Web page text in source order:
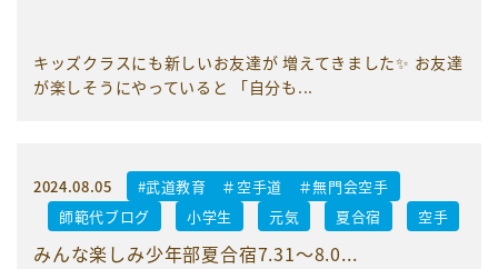
キッズクラスにも新しいお友達が 増えてきました✨ お友達
が楽しそうにやっていると 「自分も...
2024.08.05
#武道教育 ＃空手道 ＃無門会空手
師範代ブログ
小学生 元気 夏合宿 空手
みんな楽しみ少年部夏合宿7.31〜8.0...